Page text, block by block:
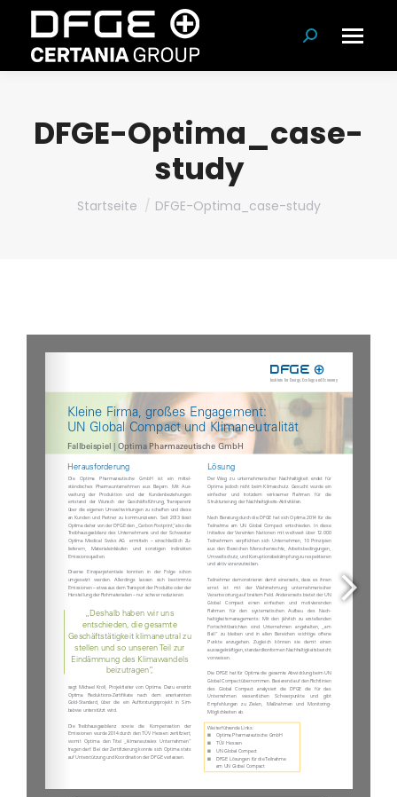
Suchen:
DFGE-Optima_case-
study
Du bist hier:
Startseite DFGE-Optima_case-study